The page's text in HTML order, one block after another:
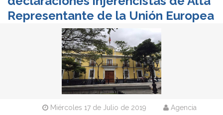
Representante de la Unión Europea
Miércoles 17 de Julio de 2019
Agencia